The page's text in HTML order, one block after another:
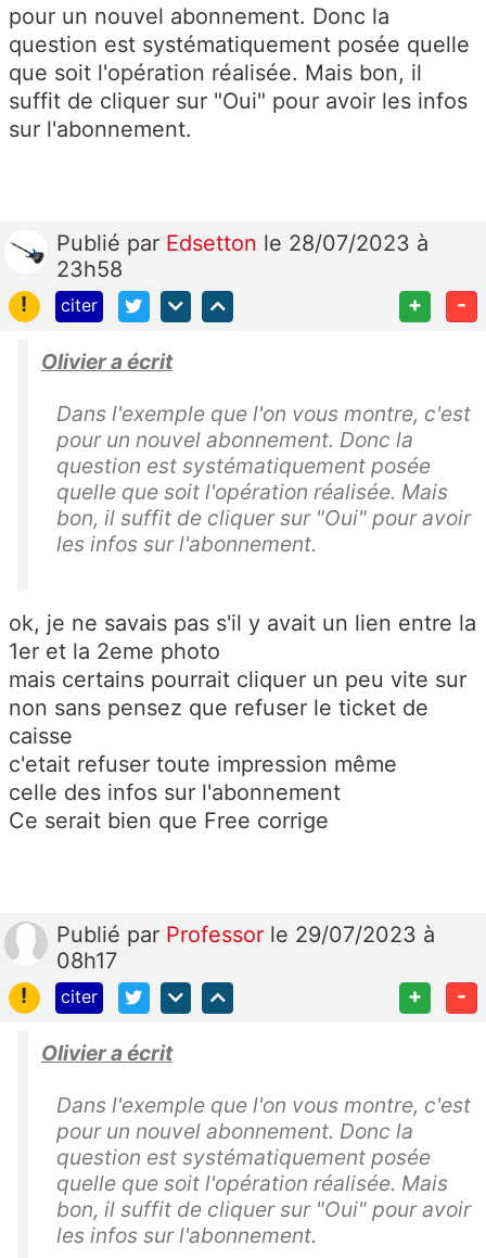
pour un nouvel abonnement. Donc la
question est systématiquement posée quelle
que soit l'opération réalisée. Mais bon, il
suffit de cliquer sur "Oui" pour avoir les infos
sur l'abonnement.
Publié par Edsetton le 28/07/2023 à
23h58
!
citer + -
Olivier a écrit
Dans l'exemple que l'on vous montre, c'est
pour un nouvel abonnement. Donc la
question est systématiquement posée
quelle que soit l'opération réalisée. Mais
bon, il suffit de cliquer sur "Oui" pour avoir
les infos sur l'abonnement.
ok, je ne savais pas s'il y avait un lien entre la
1er et la 2eme photo
mais certains pourrait cliquer un peu vite sur
non sans pensez que refuser le ticket de
caisse
c'etait refuser toute impression même
celle des infos sur l'abonnement
Ce serait bien que Free corrige
Publié par Professor le 29/07/2023 à
08h17
!
citer + -
Olivier a écrit
Dans l'exemple que l'on vous montre, c'est
pour un nouvel abonnement. Donc la
question est systématiquement posée
quelle que soit l'opération réalisée. Mais
bon, il suffit de cliquer sur "Oui" pour avoir
les infos sur l'abonnement.